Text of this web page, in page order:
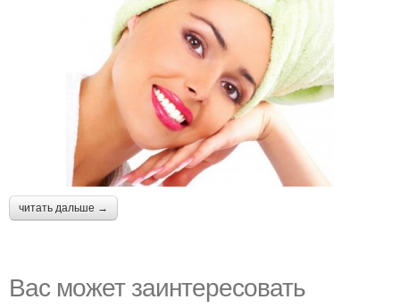
читать дальше →
Вас может заинтересовать